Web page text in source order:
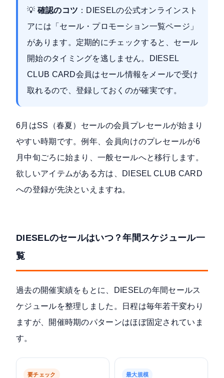
💡 確認のコツ ：DIESELの公式オンラインスト
アには「 セール・プロモーション一覧ページ 」
があります。定期的にチェックすると、セール
開始のタイミングを逃しません。DIESEL
CLUB CARD会員はセール情報をメールで受け
取れるので、登録しておくのが確実です。
6月はSS（春夏）セールの会員プレセールが始まり
やすい時期です。例年、会員向けのプレセールが6
月中旬ごろに始まり、一般セールへと移行します。
欲しいアイテムがある方は、DIESEL CLUB CARD
への登録が先決といえますね。
DIESELのセールはいつ？年間スケジュール一
覧
過去の開催実績をもとに、DIESELの年間セールス
ケジュールを整理しました。日程は毎年若干変わり
ますが、開催時期のパターンはほぼ固定されていま
す。
要チェック 最大規模